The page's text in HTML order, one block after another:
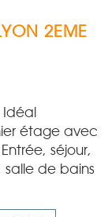
2EME
étage avec
séjour,
de bains